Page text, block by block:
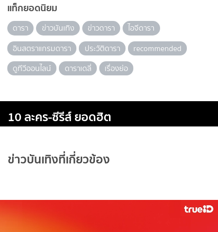
แท็กยอดนิยม
ดารา ข่าวบันเทิง ข่าวดารา
ไอจีดารา
อินสตราแกรมดารา
ประวัติดารา
recommended
ดูทีวีออนไลน์
ดาราเดลี่ เรื่องย่อ
10 ละคร-ซีรีส์ ยอดฮิต
ข่าวบันเทิงที่เกี่ยวข้อง